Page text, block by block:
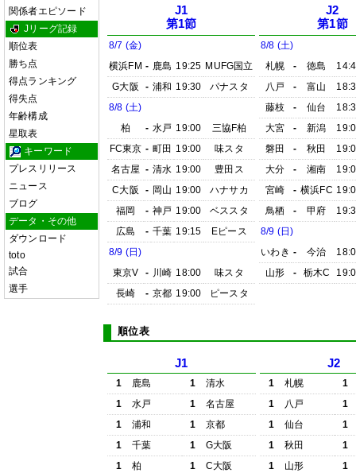
関係者エピソード
Jリーグ記録
順位表
勝ち点
得点ランキング
得失点
年齢構成
星取表
キーワード
プレスリリース
ニュース
ブログ
データ・その他
ダウンロード
toto
試合
選手
J1
第1節
8/7 (金)
横浜FM - 鹿島 19:25 MUFG国立
G大阪
- 浦和 19:30
パナスタ
8/8 (土)
柏
- 水戸 19:00
三協F柏
FC東京 - 町田 19:00
味スタ
名古屋 - 清水 19:00
豊田ス
C大阪
- 岡山 19:00
ハナサカ
福岡
- 神戸 19:00
ベススタ
広島
- 千葉 19:15
Eピース
8/9 (日)
東京V
- 川崎 18:00
味スタ
長崎
- 京都 19:00 ピースタ
J2
第1節
8/8 (土)
札幌
- 徳島
八戸
- 富山
藤枝
- 仙台
大宮
- 新潟
磐田
- 秋田
大分
- 湘南
宮崎
- 横浜FC
鳥栖
- 甲府
8/9 (日)
いわき - 今治
山形
- 栃木C
順位表
J1
1 鹿島 1
清水
1
水戸 1
名古屋
1
浦和 1
京都
1
千葉 1
G大阪
1
柏 1
C大阪
J2
1 札幌
1
1
八戸
1
1
仙台
1
1
秋田
1
1
山形
1